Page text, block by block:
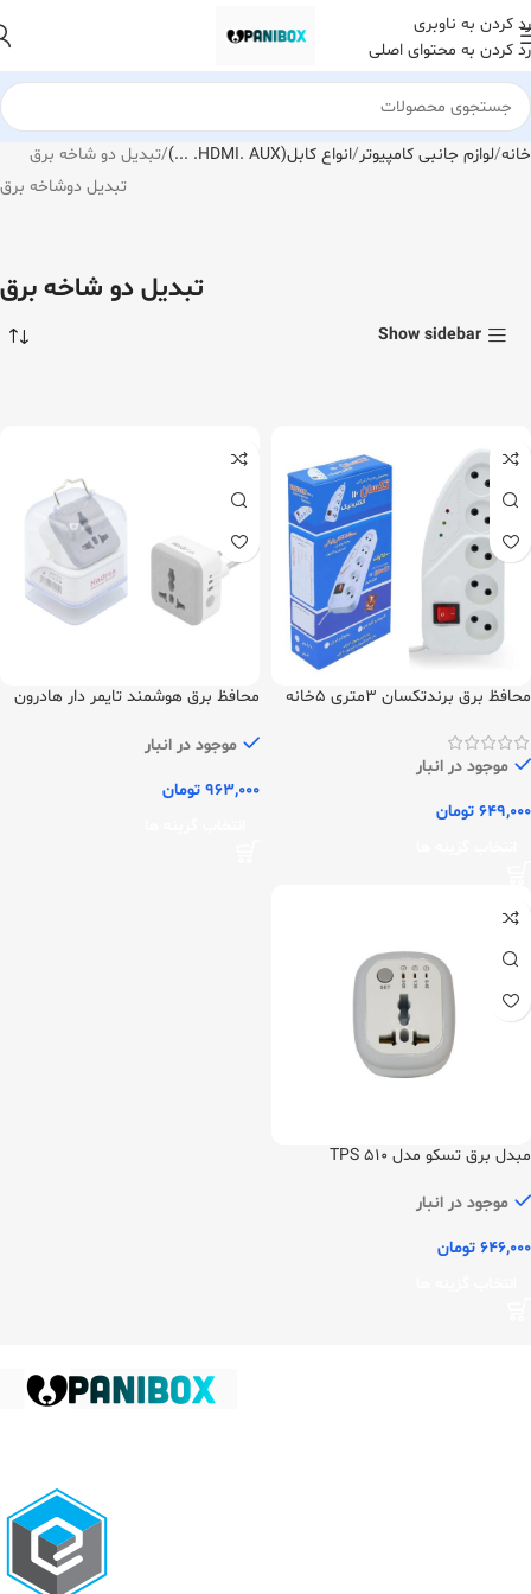
رد کردن به ناوبری
رد کردن به محتوای اصلی
خانه لوازم جانبی کامپیوتر انواع کابل(HDMI. AUX. ...)
تبدیل دو شاخه برق
تبدیل دوشاخه برق
تبدیل دو شاخه برق
Show sidebar
محافظ برق برندتکسان 3متری 5خانه
موجود در انبار
649,000 تومان
محافظ برق هوشمند تایمر دار هادرون
موجود در انبار
963,000 تومان
مبدل برق تسکو مدل TPS 510
موجود در انبار
646,000 تومان